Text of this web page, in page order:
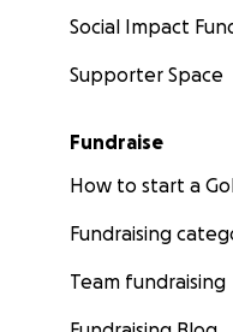
Social Impact
Supporter Space
Fundraise
How to start a
Fundraising
Team fundraising